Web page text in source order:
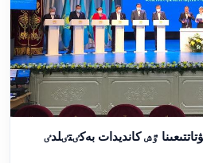
ٷش كانديدات بەكٸتٸلدٸ